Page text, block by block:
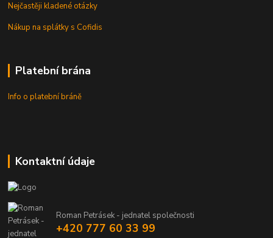
Nejčastěji kladené otázky
Nákup na splátky s Cofidis
Platební brána
Info o platební bráně
Kontaktní údaje
Roman Petrásek - jednatel společnosti
+420 777 60 33 99